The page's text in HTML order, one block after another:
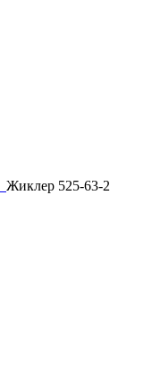
Жиклер 525-63-2